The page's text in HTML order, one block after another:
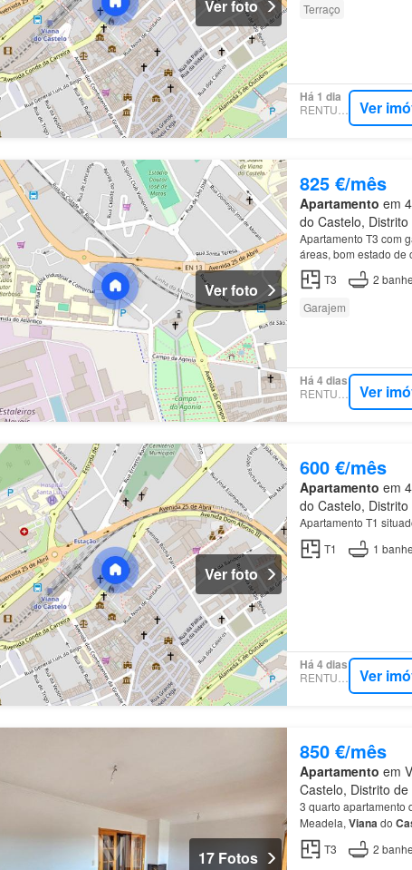
Ver foto
Terraço
Há 1 dia
RENTUMO Ver
Ver foto
825 €/mês
Apartamento em
do Castelo,
Apartamento T3 com
áreas, bom estado de
supermercados,
T3 2
Garajem
Há 4 dias
RENTUMO Ver
Ver foto
600 €/mês
Apartamento em
do Castelo,
Apartamento T1
T1
1
Há 4 dias
Ver
17 Fotos
850 €/mês
Apartamento em
Castelo, Distrito
3 quarto apartamento
Meadela, Vianado
T3 2